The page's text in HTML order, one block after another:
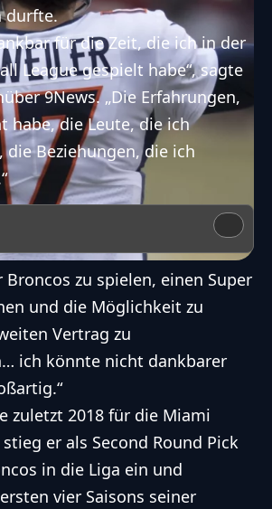
durfte.
für die Zeit, die ich in der
League gespielt habe“, sagte
9News. „Die Erfahrungen,
habe, die Leute, die ich
die Beziehungen, die ich
Broncos zu spielen, einen Super
und die Möglichkeit zu
Vertrag zu
ich könnte nicht dankbarer
zuletzt 2018 für die Miami
stieg er als Second Round Pick
in die Liga ein und
vier Saisons seiner